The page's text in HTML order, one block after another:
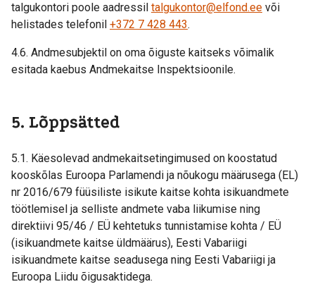
talgukontori poole aadressil talgukontor@elfond.ee või
helistades telefonil +372 7 428 443.
4.6. Andmesubjektil on oma õiguste kaitseks võimalik
esitada kaebus Andmekaitse Inspektsioonile.
5. Lõppsätted
5.1. Käesolevad andmekaitsetingimused on koostatud
kooskõlas Euroopa Parlamendi ja nõukogu määrusega (EL)
nr 2016/679 füüsiliste isikute kaitse kohta isikuandmete
töötlemisel ja selliste andmete vaba liikumise ning
direktiivi 95/46 / EÜ kehtetuks tunnistamise kohta / EÜ
(isikuandmete kaitse üldmäärus), Eesti Vabariigi
isikuandmete kaitse seadusega ning Eesti Vabariigi ja
Euroopa Liidu õigusaktidega.